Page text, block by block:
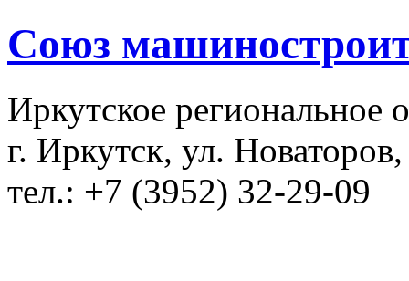
Союз
Иркутское региональное
г. Иркутск, ул.
тел.: +7 (3952) 32-29-09